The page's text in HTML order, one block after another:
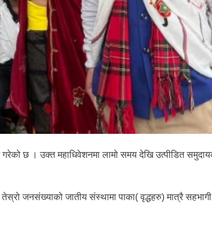
छ । उक्त महाधिवेशनमा लामो समय देखि उत्पीडित
जनसंख्याको जातीय संस्थामा पाका( वृद्धहरु) मात्रै